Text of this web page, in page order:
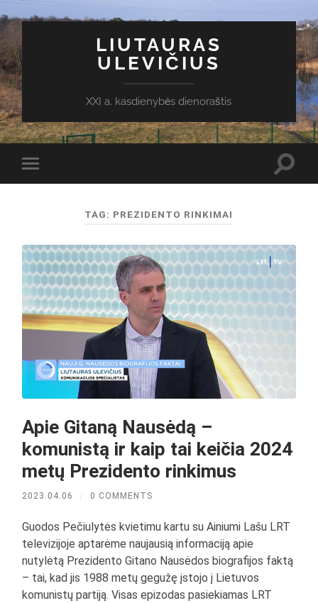
LIUTAURAS
ULEVIČIUS
XXI a. kasdienybės dienoraštis
Toggle
mobile
TAG: PREZIDENTO RINKIMAI
Apie Gitaną Nausėdą –
komunistą ir kaip tai keičia 2024
metų Prezidento rinkimus
2023.04.06 / 0 COMMENTS
Guodos Pečiulytės kvietimu kartu su Ainiumi Lašu LRT
televizijoje aptarėme naujausią informaciją apie
nutylėtą Prezidento Gitano Nausėdos biografijos faktą
– tai, kad jis 1988 metų gegužę įstojo į Lietuvos
komunistų partiją. Visas epizodas pasiekiamas LRT